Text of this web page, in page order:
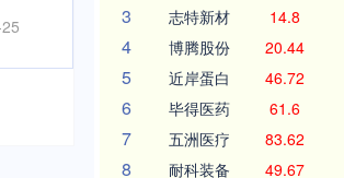
3 志特新材 14.8
4 博腾股份 20.44
5 近岸蛋白 46.72
6 毕得医药 61.6
7 五洲医疗 83.62
8 耐科装备 49.67